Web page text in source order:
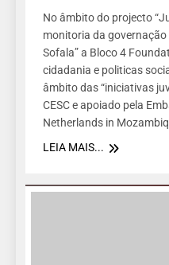
No âmbito do projecto
monitoria da
Sofala” a Bloco 4
cidadania e politicas
âmbito das “iniciativas
CESC e apoiado pela
Netherlands in
LEIA MAIS...